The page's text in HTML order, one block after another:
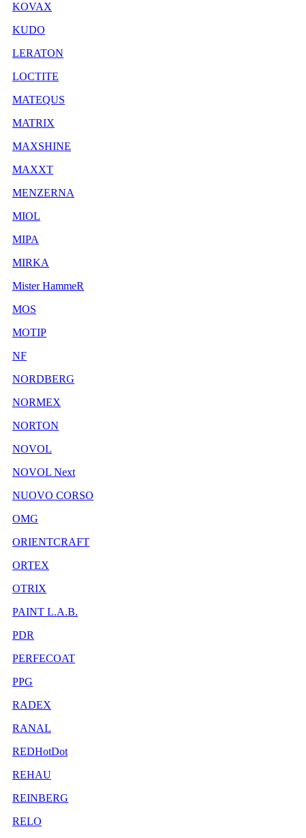
KOVAX
KUDO
LERATON
LOCTITE
MATEQUS
MATRIX
MAXSHINE
MAXXT
MENZERNA
MIOL
MIPA
MIRKA
Mister HammeR
MOS
MOTIP
NF
NORDBERG
NORMEX
NORTON
NOVOL
NOVOL Next
NUOVO CORSO
OMG
ORIENTCRAFT
ORTEX
OTRIX
PAINT L.A.B.
PDR
PERFECOAT
PPG
RADEX
RANAL
REDHotDot
REHAU
REINBERG
RELO